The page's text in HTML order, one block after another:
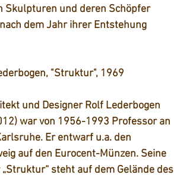
Skulpturen und deren Schöpfer
dem Jahr ihrer Entstehung
"Struktur", 1969
und Designer Rolf Lederbogen
war von 1956-1993 Professor an
Er entwarf u.a. den
auf den Eurocent-Münzen. Seine
steht auf dem Gelände des